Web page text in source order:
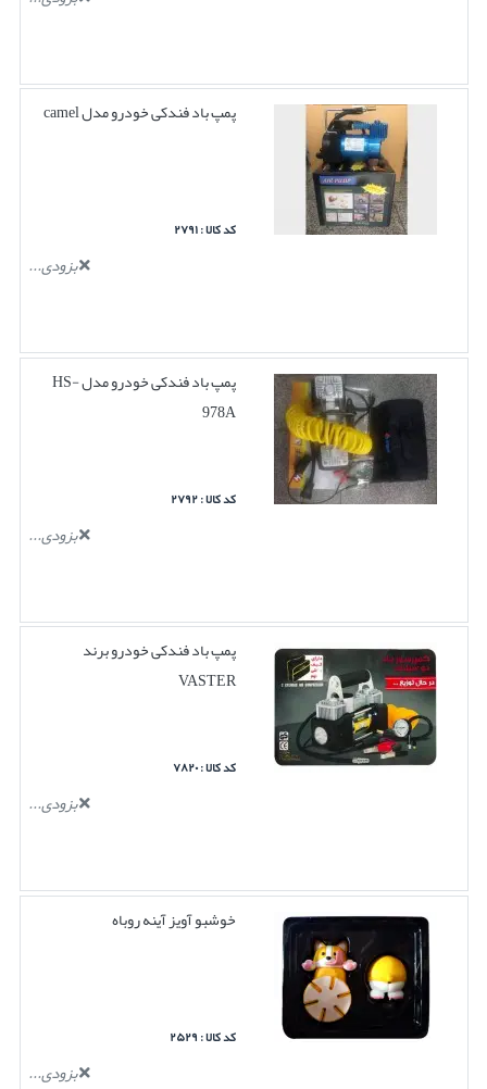
پمپ باد فندکی خودرو مدل camel
کد کالا : ۲۷۹۱
بزودی...
پمپ باد فندکی خودرو مدل HS-
978A
کد کالا : ۲۷۹۲
بزودی...
پمپ باد فندکی خودرو برند
VASTER
کد کالا : ۷۸۲۰
بزودی...
خوشبو آویز آینه روباه
کد کالا : ۲۵۲۹
بزودی...